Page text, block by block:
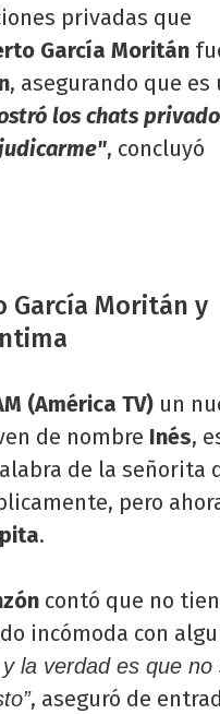
privadas que
García Moritán
, asegurando que es
los chats
, concluyó
García Moritán y
(América TV) un
de nombre Inés,
de la señorita
pero
.
contó que no
incómoda con
la verdad es que no
, aseguró de